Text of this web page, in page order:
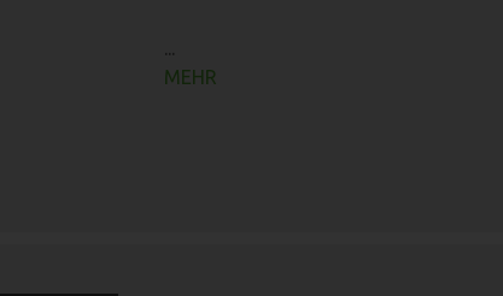
...
MEHR